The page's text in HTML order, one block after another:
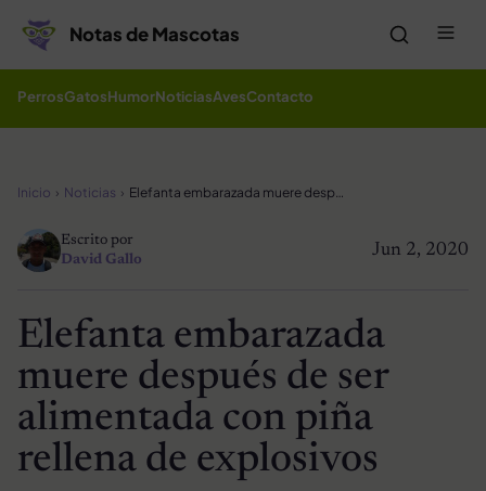
Notas de Mascotas
PerrosGatosHumorNoticiasAvesContacto
Inicio Noticias Elefanta embarazada muere después de ser alimentada con piña rellena de explosivos
Jun 2, 2020
Escrito por
David Gallo
Elefanta embarazada
muere después de ser
alimentada con piña
rellena de explosivos